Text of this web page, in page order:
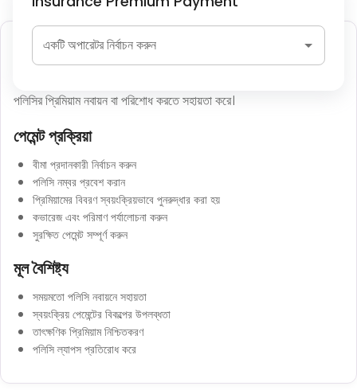
একটি অপারেটর নির্বাচন করুন
বীমা প্রিমিয়াম পরিশোধ
পলিসির প্রিমিয়াম নবায়ন বা পরিশোধ করতে সহায়তা করে।
পেমেন্ট প্রক্রিয়া
বীমা প্রদানকারী নির্বাচন করুন
পলিসি নম্বর প্রবেশ করান
প্রিমিয়ামের বিবরণ স্বয়ংক্রিয়ভাবে পুনরুদ্ধার করা হয়
কভারেজ এবং পরিমাণ পর্যালোচনা করুন
সুরক্ষিত পেমেন্ট সম্পূর্ণ করুন
মূল বৈশিষ্ট্য
সময়মতো পলিসি নবায়নে সহায়তা
স্বয়ংক্রিয় পেমেন্টের বিকল্পের উপলব্ধতা
তাৎক্ষণিক প্রিমিয়াম নিশ্চিতকরণ
পলিসি ল্যাপস প্রতিরোধ করে